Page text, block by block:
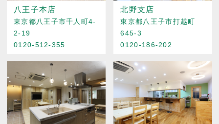
八王子本店
東京都八王子市千人町4-
2-19
0120-512-355
北野支店
東京都八王子市打越町
645-3
0120-186-202